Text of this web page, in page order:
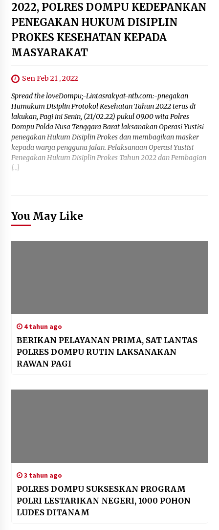
2022, POLRES DOMPU KEDEPANKAN
PENEGAKAN HUKUM DISIPLIN
PROKES KESEHATAN KEPADA
MASYARAKAT
Sen Feb 21 , 2022
Spread the loveDompu;-Lintasrakyat-ntb.com:-pnegakan
Humukum Disiplin Protokol Kesehatan Tahun 2022 terus di
lakukan, Pagi ini Senin, (21/02.22) pukul 09.00 wita Polres
Dompu Polda Nusa Tenggara Barat laksanakan Operasi Yustisi
penegakan Hukum Disiplin Prokes dan membagikan masker
kepada warga pengguna jalan. Pelaksanaan Operasi Yustisi
Penegakan Hukum Disiplin Prokes Tahun 2022 dan Pembagian
[…]
You May Like
4 tahun ago
BERIKAN PELAYANAN PRIMA, SAT LANTAS
POLRES DOMPU RUTIN LAKSANAKAN
RAWAN PAGI
3 tahun ago
POLRES DOMPU SUKSESKAN PROGRAM
POLRI LESTARIKAN NEGERI, 1000 POHON
LUDES DITANAM